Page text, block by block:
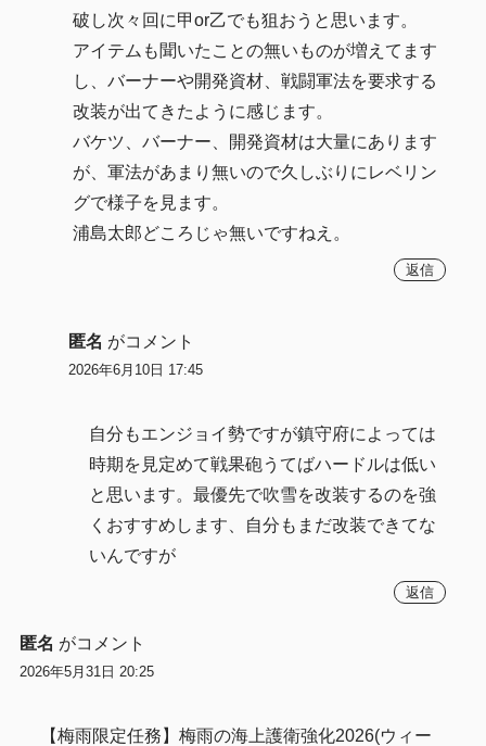
破し次々回に甲or乙でも狙おうと思います。
アイテムも聞いたことの無いものが増えてます
し、バーナーや開発資材、戦闘軍法を要求する
改装が出てきたように感じます。
バケツ、バーナー、開発資材は大量にあります
が、軍法があまり無いので久しぶりにレベリン
グで様子を見ます。
浦島太郎どころじゃ無いですねえ。
返信
匿名 がコメント
2026年6月10日 17:45
自分もエンジョイ勢ですが鎮守府によっては
時期を見定めて戦果砲うてばハードルは低い
と思います。最優先で吹雪を改装するのを強
くおすすめします、自分もまだ改装できてな
いんですが
返信
匿名 がコメント
2026年5月31日 20:25
【梅雨限定任務】梅雨の海上護衛強化2026(ウィー